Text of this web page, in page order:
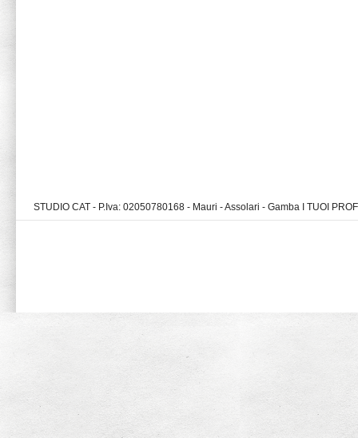
STUDIO CAT - P.Iva: 02050780168 - Mauri - Assolari - Gamba I TUOI